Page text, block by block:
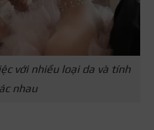
với nhiều loại da và tính
nhau